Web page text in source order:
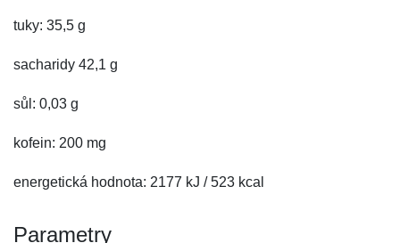
tuky: 35,5 g
sacharidy 42,1 g
sůl: 0,03 g
kofein: 200 mg
energetická hodnota: 2177 kJ / 523 kcal
Parametry